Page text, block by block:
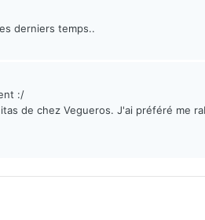
derniers temps..
:/
de chez Vegueros. J'ai préféré me